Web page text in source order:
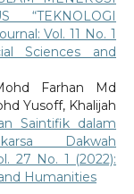
“TEKNOLOGI
Vol. 11 No. 1
Sciences and
Farhan Md
Yusoff, Khalijah
Saintifik dalam
Dakwah
27 No. 1 (2022):
Humanities